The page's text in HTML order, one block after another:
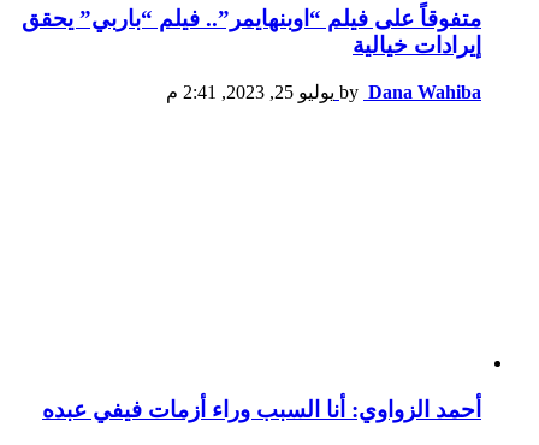
متفوقاً على فيلم “اوبنهايمر”.. فيلم “باربي” يحقق
إيرادات خيالية
by Dana Wahiba يوليو 25, 2023, 2:41 م
أحمد الزواوي: أنا السبب وراء أزمات فيفي عبده